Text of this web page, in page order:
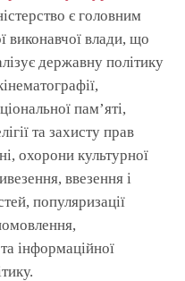
є головним
виконавчої влади, що
державну політику
пам’яті,
та захисту прав
охорони культурної
ввезення і
популяризації
інформаційної